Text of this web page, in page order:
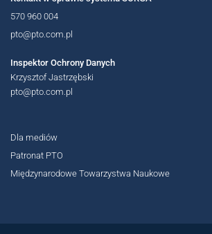
570 960 004
pto@pto.com.pl
Inspektor Ochrony Danych
Krzysztof Jastrzębski
pto@pto.com.pl
Dla mediów
Patronat PTO
Międzynarodowe Towarzystwa Naukowe